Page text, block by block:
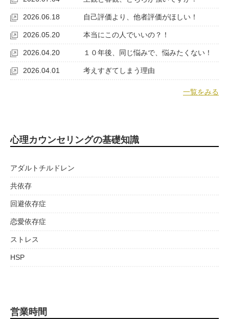
2026.06.18 自己評価より、他者評価がほしい！
2026.05.20 本当にこの人でいいの？！
2026.04.20 １０年後、同じ悩みで、悩みたくない！
2026.04.01 考えすぎてしまう理由
一覧をみる
心理カウンセリングの基礎知識
アダルトチルドレン
共依存
回避依存症
恋愛依存症
ストレス
HSP
営業時間